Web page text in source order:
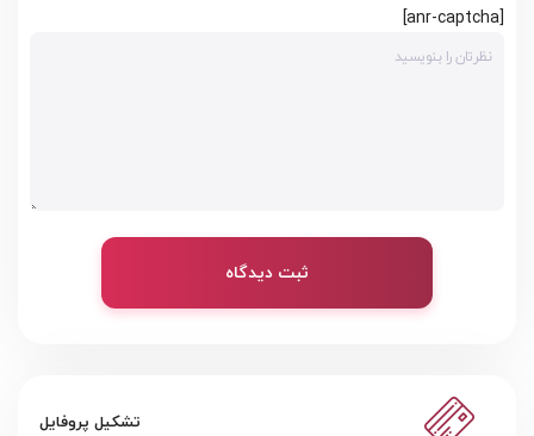
[anr-captcha]
ثبت دیدگاه
تشکیل پروفایل